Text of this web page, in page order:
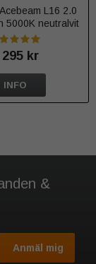
L16 2.0
5000K neutralvit
295 kr
INFO
&
Anmäl mig